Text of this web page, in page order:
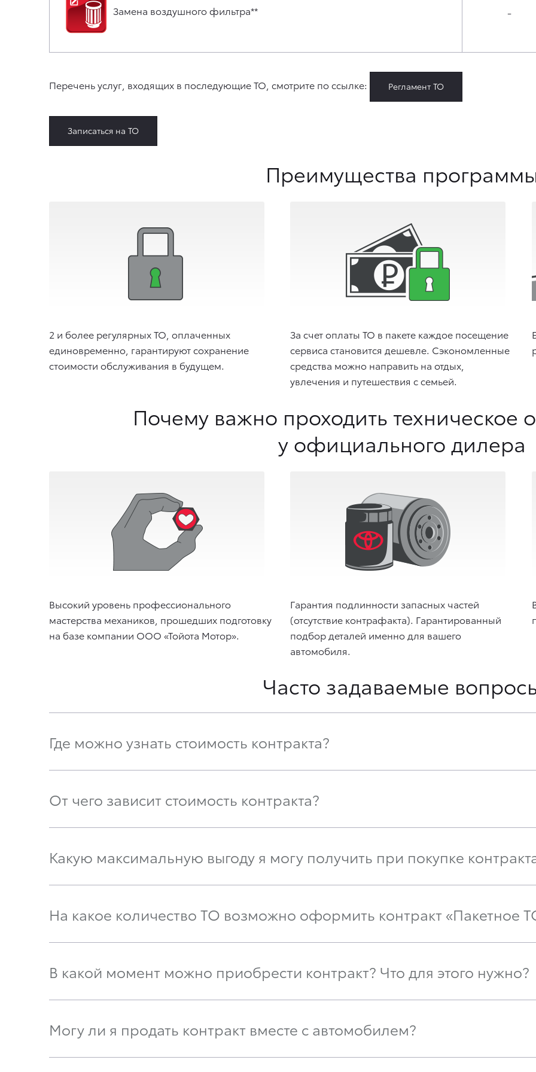
Замена воздушного фильтра** -
Перечень услуг, входящих в последующие ТО, смотрите по ссылке: Регламент ТО
Записаться на ТО
Преимущества
2 и более регулярных ТО, оплаченных
единовременно, гарантируют сохранение
стоимости обслуживания в будущем.
За счет оплаты ТО в пакете каждое посещение
сервиса становится дешевле. Сэкономленные
средства можно направить на отдых,
увлечения и путешествия с семьей.
Почему важно проходить техническое
у официального дилера
Высокий уровень профессионального
мастерства механиков, прошедших подготовку
на базе компании ООО «Тойота Мотор».
Гарантия подлинности запасных частей
(отсутствие контрафакта). Гарантированный
подбор деталей именно для вашего
автомобиля.
Часто задаваемые
Где можно узнать стоимость контракта?
От чего зависит стоимость контракта?
Какую максимальную выгоду я могу получить при покупке
На какое количество ТО возможно оформить контракт «Пакетное
В какой момент можно приобрести контракт? Что для этого нужно?
Могу ли я продать контракт вместе с автомобилем?